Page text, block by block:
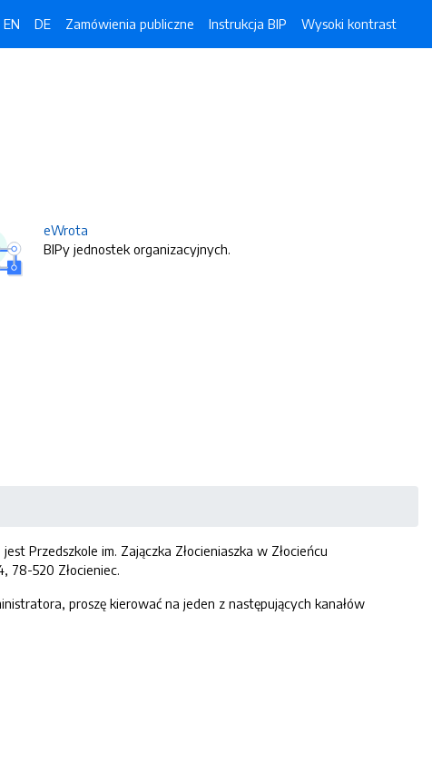
EN DE Zamówienia publiczne Instrukcja BIP Wysoki kontrast
eWrota
BIPy jednostek organizacyjnych.
Przedszkole im. Zajączka Złocieniaszka w Złocieńcu
78-520 Złocieniec.
proszę kierować na jeden z następujących kanałów